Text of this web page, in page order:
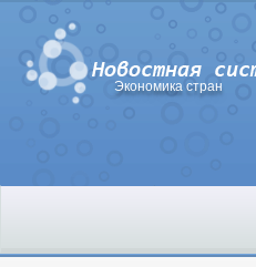
Экономика стран